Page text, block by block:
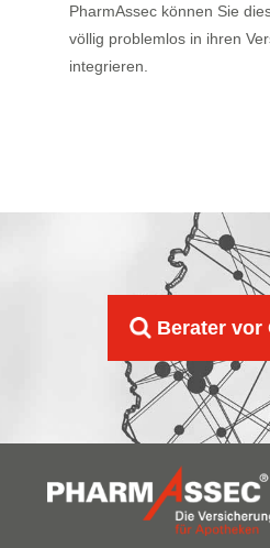
PharmAssec können Sie
völlig problemlos in ihren
integrieren.
Berater vor